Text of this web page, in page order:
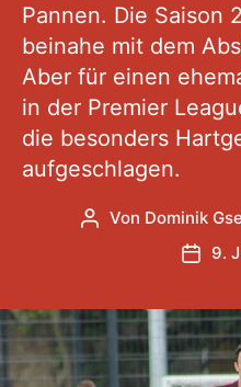
Pannen. Die Saison
beinahe mit dem
Aber für einen
in der Premier
die besonders
aufgeschlagen.
Beitragsautor
Von Dominik
9.